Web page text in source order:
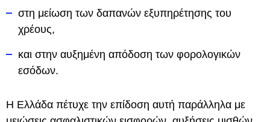
στη μείωση των δαπανών εξυπηρέτησης του
χρέους,
και στην αυξημένη απόδοση των φορολογικών
εσόδων.
Η Ελλάδα πέτυχε την επίδοση αυτή παράλληλα με